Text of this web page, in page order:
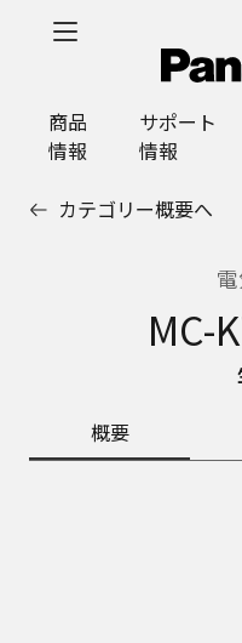
商品
情報
サポート
情報
カテゴリー概要へ
MC-
概要